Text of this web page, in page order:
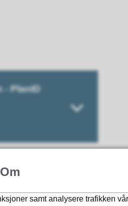
- PlanID
i saken i henhold
Om
samt analysere trafikken